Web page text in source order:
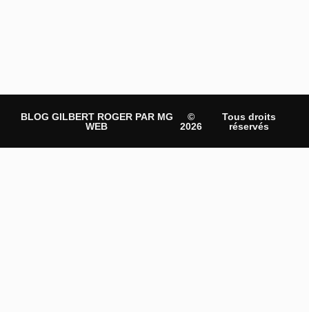
BLOG GILBERT ROGER PAR MG
WEB
©
2026
Tous droits
réservés